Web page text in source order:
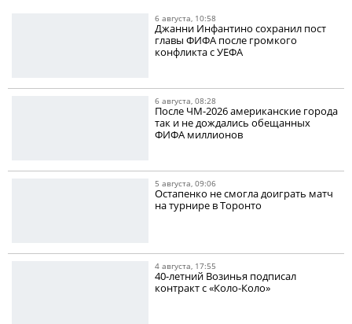
6 августа, 10:58
Джанни Инфантино сохранил пост
главы ФИФА после громкого
конфликта с УЕФА
6 августа, 08:28
После ЧМ-2026 американские города
так и не дождались обещанных
ФИФА миллионов
5 августа, 09:06
Остапенко не смогла доиграть матч
на турнире в Торонто
4 августа, 17:55
40-летний Возинья подписал
контракт с «Коло-Коло»